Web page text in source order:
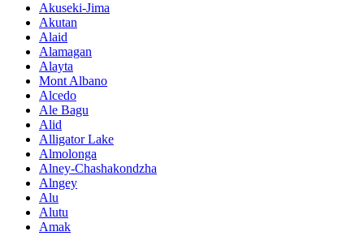
Akuseki-Jima
Akutan
Alaid
Alamagan
Alayta
Mont Albano
Alcedo
Ale Bagu
Alid
Alligator Lake
Almolonga
Alney-Chashakondzha
Alngey
Alu
Alutu
Amak